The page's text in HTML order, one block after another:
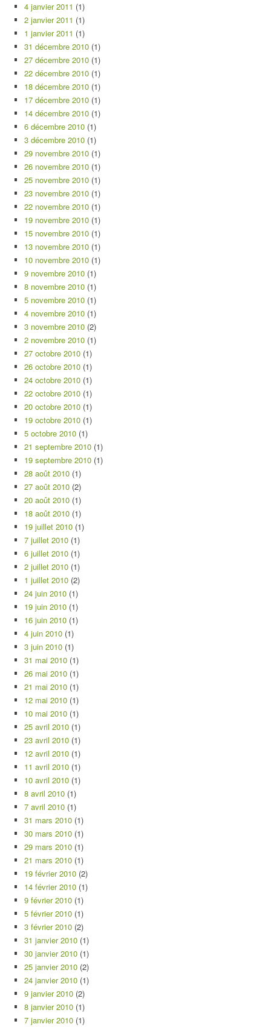
4 janvier 2011 (1)
2 janvier 2011 (1)
1 janvier 2011 (1)
31 décembre 2010 (1)
27 décembre 2010 (1)
22 décembre 2010 (1)
18 décembre 2010 (1)
17 décembre 2010 (1)
14 décembre 2010 (1)
6 décembre 2010 (1)
3 décembre 2010 (1)
29 novembre 2010 (1)
26 novembre 2010 (1)
25 novembre 2010 (1)
23 novembre 2010 (1)
22 novembre 2010 (1)
19 novembre 2010 (1)
15 novembre 2010 (1)
13 novembre 2010 (1)
10 novembre 2010 (1)
9 novembre 2010 (1)
8 novembre 2010 (1)
5 novembre 2010 (1)
4 novembre 2010 (1)
3 novembre 2010 (2)
2 novembre 2010 (1)
27 octobre 2010 (1)
26 octobre 2010 (1)
24 octobre 2010 (1)
22 octobre 2010 (1)
20 octobre 2010 (1)
19 octobre 2010 (1)
5 octobre 2010 (1)
21 septembre 2010 (1)
19 septembre 2010 (1)
28 août 2010 (1)
27 août 2010 (2)
20 août 2010 (1)
18 août 2010 (1)
19 juillet 2010 (1)
7 juillet 2010 (1)
6 juillet 2010 (1)
2 juillet 2010 (1)
1 juillet 2010 (2)
24 juin 2010 (1)
19 juin 2010 (1)
16 juin 2010 (1)
4 juin 2010 (1)
3 juin 2010 (1)
31 mai 2010 (1)
26 mai 2010 (1)
21 mai 2010 (1)
12 mai 2010 (1)
10 mai 2010 (1)
25 avril 2010 (1)
23 avril 2010 (1)
12 avril 2010 (1)
11 avril 2010 (1)
10 avril 2010 (1)
8 avril 2010 (1)
7 avril 2010 (1)
31 mars 2010 (1)
30 mars 2010 (1)
29 mars 2010 (1)
21 mars 2010 (1)
19 février 2010 (2)
14 février 2010 (1)
9 février 2010 (1)
5 février 2010 (1)
3 février 2010 (2)
31 janvier 2010 (1)
30 janvier 2010 (1)
25 janvier 2010 (2)
24 janvier 2010 (1)
9 janvier 2010 (2)
8 janvier 2010 (1)
7 janvier 2010 (1)